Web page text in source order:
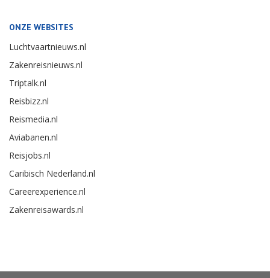
ONZE WEBSITES
Luchtvaartnieuws.nl
Zakenreisnieuws.nl
Triptalk.nl
Reisbizz.nl
Reismedia.nl
Aviabanen.nl
Reisjobs.nl
Caribisch Nederland.nl
Careerexperience.nl
Zakenreisawards.nl